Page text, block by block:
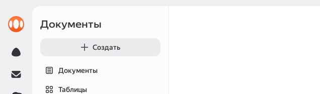
Документы
Создать
Документы
Таблицы